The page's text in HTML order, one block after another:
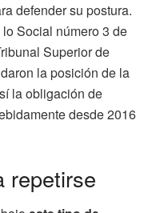
defender su postura.
Social número 3 de
Superior de
la posición de la
la obligación de
desde 2016
repetirse